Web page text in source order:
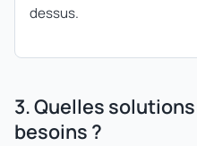
dessus.
3. Quelles
besoins ?